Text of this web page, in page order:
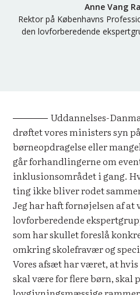
Anne Vang
Rektor på Københavns
den lovforberedende
Uddannelses-
drøftet vores ministers syn
børneopdragelse eller
går forhandlingerne om
inklusionsområdet i gang.
ting ikke bliver rodet
Jeg har haft fornøjelsen af
lovforberedende
som har skullet foreslå
omkring skolefravær og
Vores afsæt har været, at
skal være for flere børn, skal